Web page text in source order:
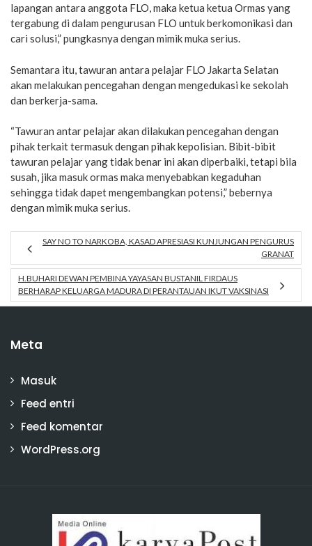
lapangan antara anggota FLO, maka ketua ketua Ormas yang
tergabung di dalam pengurusan FLO untuk berkomonikasi dan
cari solusi,” pungkasnya dengan mimik muka serius.
Semantara itu, tawuran antara pelajar FLO Jakarta Selatan
akan melakukan pencegahan dengan mengedukasi ke sekolah
dan berkerja-sama.
“Tawuran antar pelajar akan dilakukan pencegahan dengan
pihak terkait termasuk dengan pihak kepolisian. Bibit-bibit
tawuran pelajar yang tidak benar ini akan diperbaiki, tetapi bila
susah, jika masuk ormas maka menyebabkan kegaduhan
sehingga tidak dapet mengembangkan potensi,” bebernya
dengan mimik muka serius.
SAY NO TO NARKOBA, KASAD APRESIASI KUNJUNGAN PENGURUS
GRANAT
H.BUHARI DEWAN PEMBINA YAYASAN BUSTANIL FIRDAUS
BERHARAP KELUARGA MADURA DI PERANTAUAN IKUT VAKSINASI
Meta
Masuk
Feed entri
Feed komentar
WordPress.org